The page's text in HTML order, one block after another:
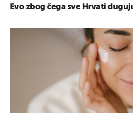
Evo zbog čega sve Hrvati